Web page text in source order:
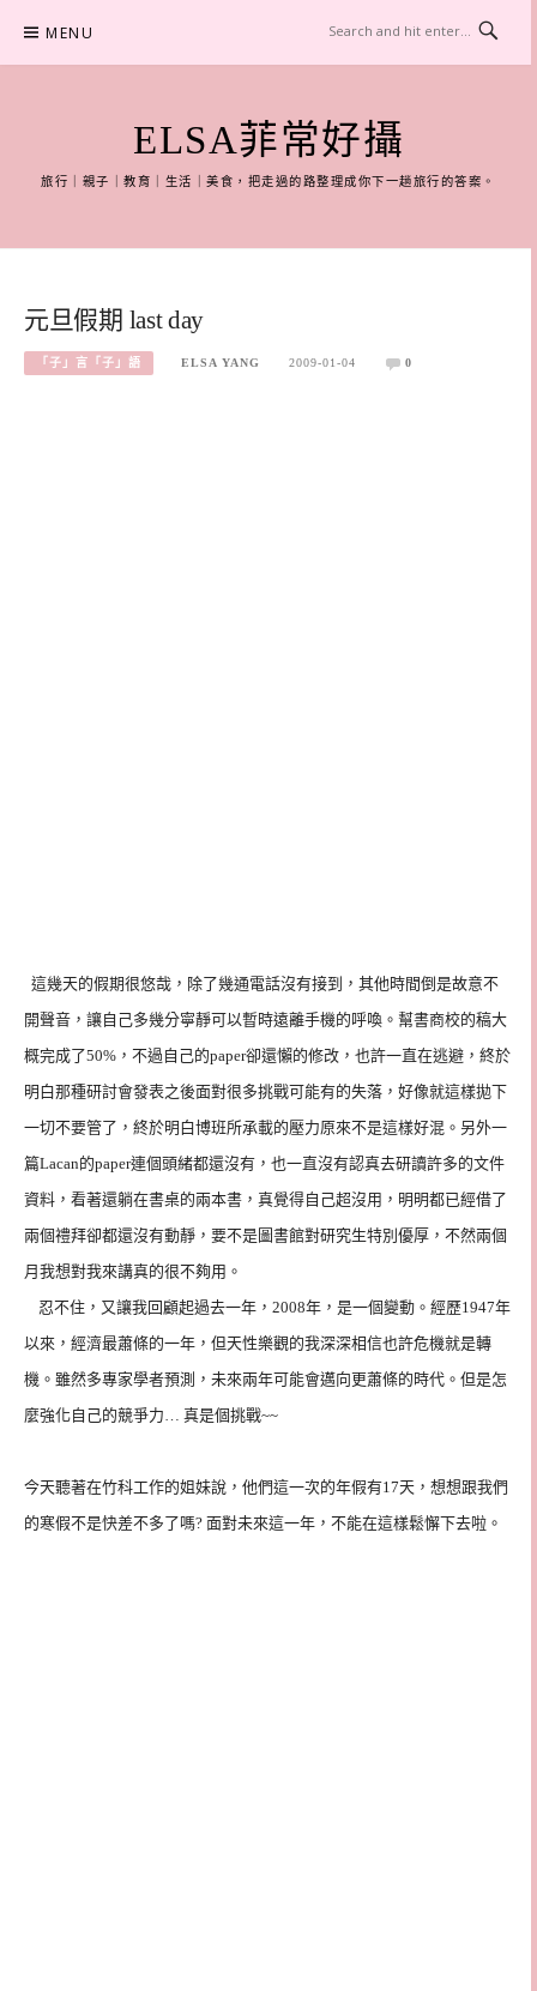
content
MENU
ELSA菲常好攝
旅行｜親子｜教育｜生活｜美食，把走過的路整理成你下一趟旅行的答案。
元旦假期 last day
「子」言「子」語 ELSA YANG 2009-01-04 0
這幾天的假期很悠哉，除了幾通電話沒有接到，其他時間倒是故意不
開聲音，讓自己多幾分寧靜可以暫時遠離手機的呼喚。幫書商校的稿大
概完成了50% ，不過自己的paper卻還懶的修改，也許一直在逃避，終於
明白那種研討會發表之後面對很多挑戰可能有的失落，好像就這樣拋下
一切不要管了，終於明白博班所承載的壓力原來不是這樣好混。另外一
篇Lacan的paper連個頭緒都還沒有，也一直沒有認真去研讀許多的文件
資料，看著還躺在書桌的兩本書，真覺得自己超沒用，明明都已經借了
兩個禮拜卻都還沒有動靜，要不是圖書館對研究生特別優厚，不然兩個
月我想對我來講真的很不夠用。
忍不住，又讓我回顧起過去一年， 2008年，是一個變動。經歷1947年
以來，經濟最蕭條的一年，但天性樂觀的我深深相信也許危機就是轉
機。雖然多專家學者預測，未來兩年可能會邁向更蕭條的時代。但是怎
麼強化自己的競爭力… 真是個挑戰~~
今天聽著在竹科工作的姐妹說，他們這一次的年假有17天，想想跟我們
的寒假不是快差不多了嗎? 面對未來這一年，不能在這樣鬆懈下去啦。